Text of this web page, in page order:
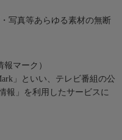
写真等あらゆる素材の無断
マーク）
」といい、テレビ番組の公
報」を利用したサービスに